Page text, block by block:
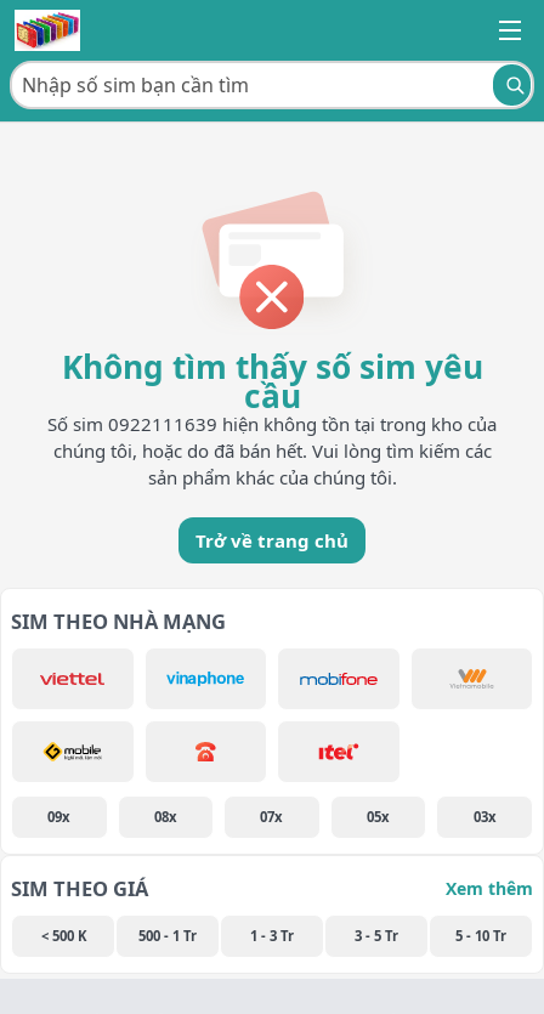
Không tìm thấy số sim yêu
cầu
Số sim 0922111639 hiện không tồn tại trong kho của
chúng tôi, hoặc do đã bán hết. Vui lòng tìm kiếm các
sản phẩm khác của chúng tôi.
Trở về trang chủ
SIM THEO NHÀ MẠNG
09x 08x 07x 05x 03x
SIM THEO GIÁ Xem thêm
< 500 K 500 - 1 Tr 1 - 3 Tr 3 - 5 Tr 5 - 10 Tr